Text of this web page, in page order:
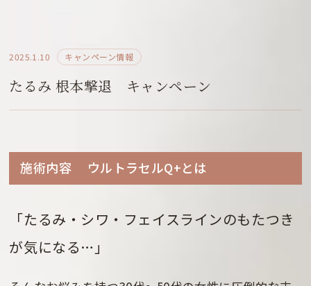
2025.1.10 キャンペーン情報
たるみ 根本撃退 キャンペーン
施術内容 ウルトラセルQ+とは
「たるみ・シワ・フェイスラインのもたつき
が気になる…」